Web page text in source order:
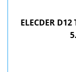
ELECDER